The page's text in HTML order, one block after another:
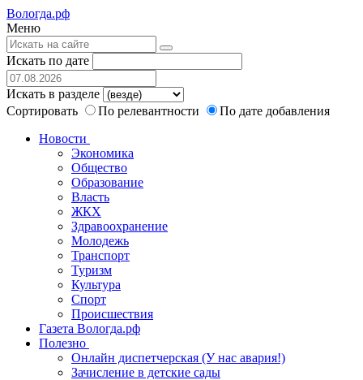
Вологда.рф
Меню
Искать по дате
Искать в разделе
Сортировать
По релевантности
По дате добавления
Новости
Экономика
Общество
Образование
Власть
ЖКХ
Здравоохранение
Молодежь
Транспорт
Туризм
Культура
Спорт
Происшествия
Газета Вологда.рф
Полезно
Онлайн диспетчерская (У нас авария!)
Зачисление в детские сады